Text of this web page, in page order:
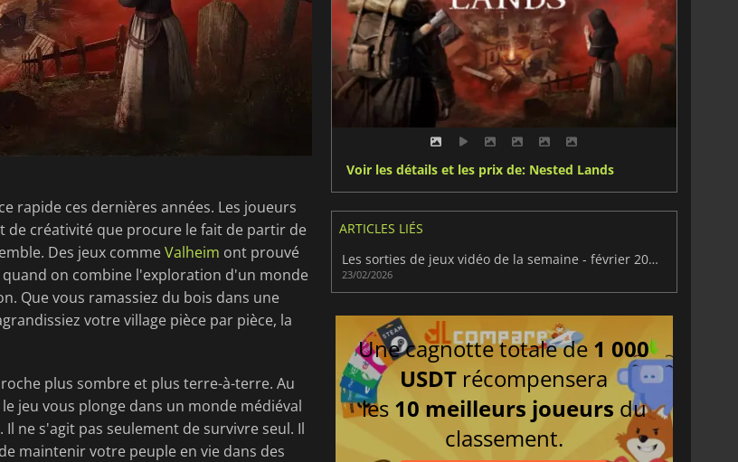
rapide ces dernières années. Les joueurs
de créativité que procure le fait de partir de
Des jeux commeValheim ont prouvé
on combine l'exploration d'un monde
Que vous ramassiez du bois dans une
votre village pièce par pièce, la
plus sombre et plus terre-à-terre. Au
jeu vous plonge dans un monde médiéval
ne s'agit pas seulement de survivre seul. Il
maintenir votre peuple en vie dans des
Voir les détails et les prix de: Nested Lands
ARTICLES LIÉS
Les sorties de jeux vidéo de la semaine - février 2026 (semaine 9)
23/02/2026
Une cagnotte totale de 1 000
USDT récompensera
les 10 meilleurs joueurs du
classement.